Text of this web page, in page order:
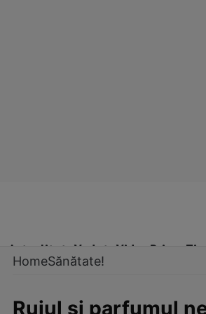
Actualitate Vedete Video Prime Time
HomeSănătate!
Rujul şi parfumul